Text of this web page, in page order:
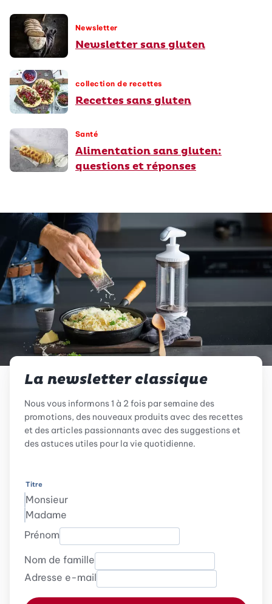
Newsletter
Newsletter sans gluten
collection de recettes
Recettes sans gluten
Santé
Alimentation sans gluten:
questions et réponses
La newsletter classique
Nous vous informons 1 à 2 fois par semaine des
promotions, des nouveaux produits avec des recettes
et des articles passionnants avec des suggestions et
des astuces utiles pour la vie quotidienne.
Titre
Monsieur
Madame
Prénom
Nom de famille
Adresse e-mail